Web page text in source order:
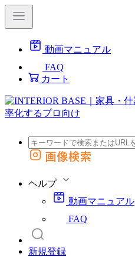
動画マニュアル
FAQ
カート
外部サイトの商品をカートに追加
画像検索
ヘルプ
動画マニュアル
FAQ
新規登録